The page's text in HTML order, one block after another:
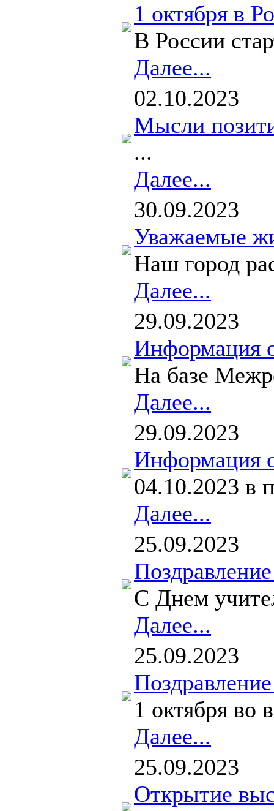
1 октября в
В России
Далее...
02.10.2023
Мысли
...
Далее...
30.09.2023
Уважаемые
Наш город
Далее...
29.09.2023
Информация
На базе
Далее...
29.09.2023
Информация
04.10.2023 в
Далее...
25.09.2023
С Днем
Далее...
25.09.2023
1 октября во
Далее...
25.09.2023
Открытие